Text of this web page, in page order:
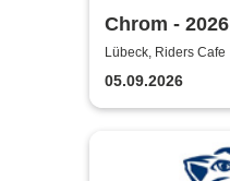
Chrom - 2026
Lübeck, Riders Cafe
05.09.2026